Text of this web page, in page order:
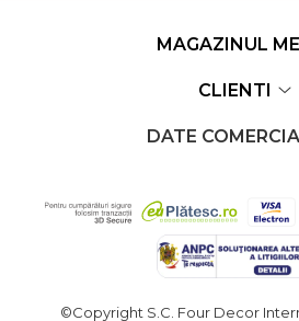
MAGAZINUL
CLIENTI
DATE
©Copyright S.C. Four Decor